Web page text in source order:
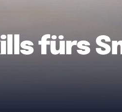
fürs